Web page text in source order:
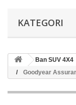
KATEGORI
Ban SUV 4X4
Goodyear